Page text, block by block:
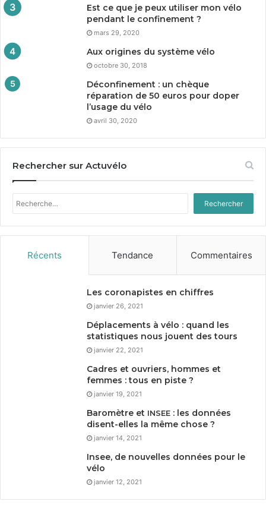
Est ce que je peux utiliser mon vélo
pendant le confinement ?
mars 29, 2020
Aux origines du système vélo
octobre 30, 2018
Déconfinement : un chèque
réparation de 50 euros pour doper
l’usage du vélo
avril 30, 2020
Rechercher sur Actuvélo
Rechercher :
Récents Tendance Commentaires
Les coronapistes en chiffres
janvier 26, 2021
Déplacements à vélo : quand les
statistiques nous jouent des tours
janvier 22, 2021
Cadres et ouvriers, hommes et
femmes : tous en piste ?
janvier 19, 2021
Baromètre et INSEE : les données
disent-elles la même chose ?
janvier 14, 2021
Insee, de nouvelles données pour le
vélo
janvier 12, 2021